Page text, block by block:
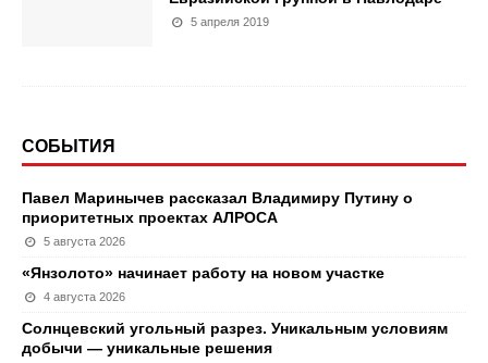
5 апреля 2019
СОБЫТИЯ
Павел Маринычев рассказал Владимиру Путину о
приоритетных проектах АЛРОСА
5 августа 2026
«Янзолото» начинает работу на новом участке
4 августа 2026
Солнцевский угольный разрез. Уникальным условиям
добычи — уникальные решения